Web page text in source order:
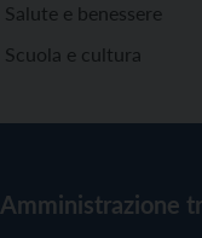
Salute e benessere
Scuola e cultura
Amministrazione